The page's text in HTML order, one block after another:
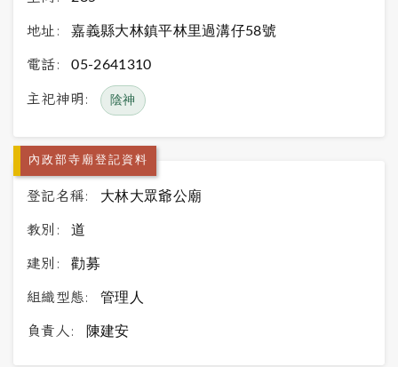
地址: 嘉義縣大林鎮平林里過溝仔58號
電話: 05-2641310
主祀神明: 陰神
內政部寺廟登記資料
登記名稱: 大林大眾爺公廟
教別: 道
建別: 勸募
組織型態: 管理人
負責人: 陳建安